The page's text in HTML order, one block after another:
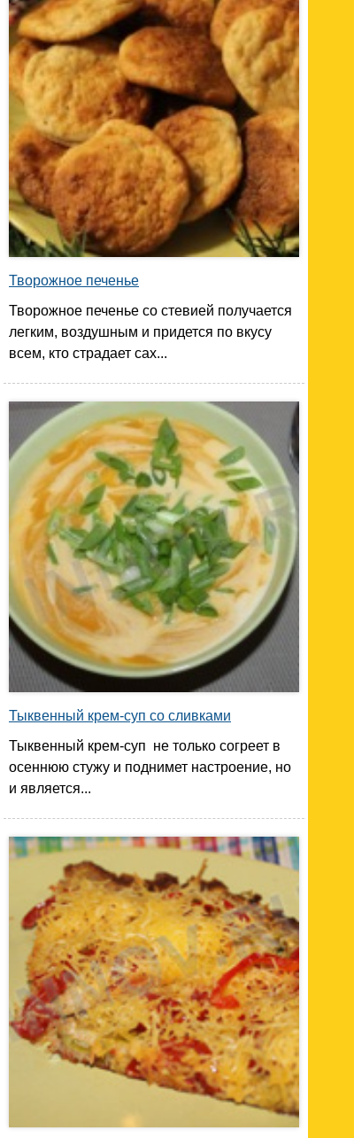
Творожное печенье
Творожное печенье со стевией получается
легким, воздушным и придется по вкусу
всем, кто страдает сах...
Тыквенный крем-суп со сливками
Тыквенный крем-суп не только согреет в
осеннюю стужу и поднимет настроение, но
и является...